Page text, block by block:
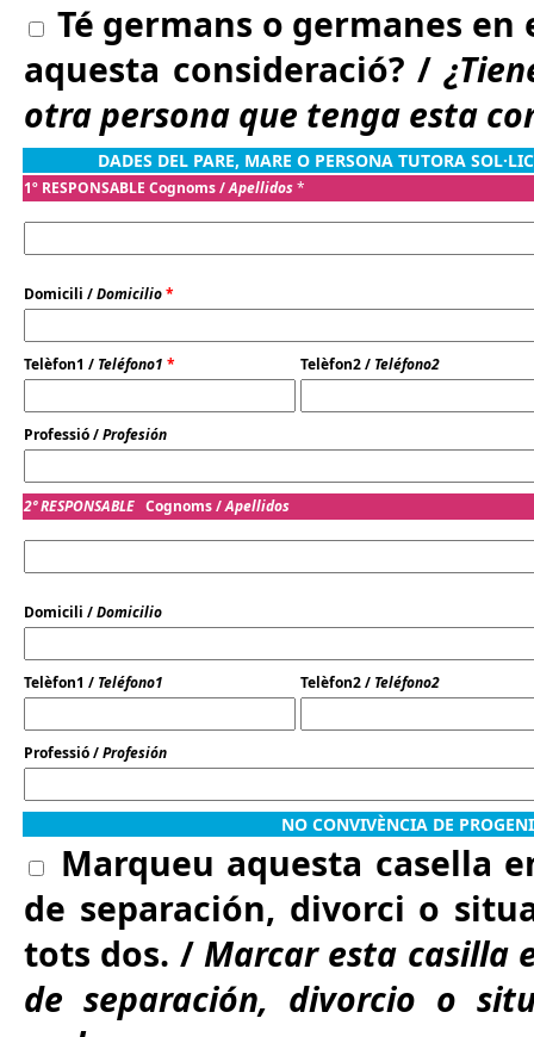
Té germans o germanes
aquesta consideració? /
otra persona que tenga esta
DADES DEL PARE, MARE O PERSONA TUTORA
1º RESPONSABLE Cognoms /Apellidos*
Domicili /Domicilio*
Telèfon1 / Teléfono1 * Telèfon2 / Teléfono2
Professió /Profesión
2º RESPONSABLE Cognoms /Apellidos
Domicili /Domicilio
Telèfon1 / Teléfono1 Telèfon2 / Teléfono2
Professió /Profesión
NO CONVIVÈNCIA DE
Marqueu aquesta casella
de separación, divorci o
tots dos. / Marcar esta casilla
de separación, divorcio o